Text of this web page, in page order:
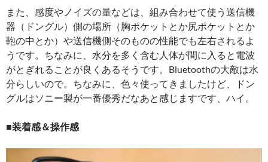
また、感度やノイズの量などは、組み合わせて使う送信機
器（ドングル）側の場所（胸ポケットとか尻ポケットとか
鞄の中とか）や送信機側そのものの性能でも左右されるよ
うです。ちなみに、水分を多く含む人体が間に入ると電波
がとぎれることが良くあるそうです。Bluetoothの大敵は水
分らしいので。ちなみに、色々使ってきましたけど、ドン
グルはソニー製が一番優秀だなあと感じますです、ハイ。
■装着感＆操作感